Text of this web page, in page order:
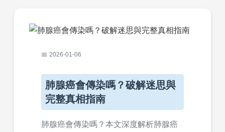
2026-01-06
肺腺癌會傳染嗎？破解迷思與
完整真相指南
肺腺癌會傳染嗎？本文深度解析肺腺癌